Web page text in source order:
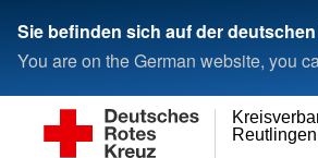
Sie befinden sich auf der
You are on the German website, you
Reutlingen